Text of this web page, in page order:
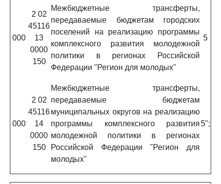
000
2 02
45116
13
0000
150
Межбюджетные трансферты,
передаваемые бюджетам городских
поселений на реализацию программы
комплексного развития молодежной
политики в регионах Российской
Федерации "Регион для молодых"
5
000
2 02
45116
14
0000
150
Межбюджетные трансферты,
передаваемые бюджетам
муниципальных округов на реализацию
программы комплексного развития
молодежной политики в регионах
Российской Федерации "Регион для
молодых"
5";